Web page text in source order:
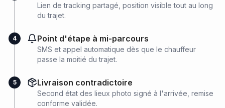
Lien de tracking partagé, position visible tout au long
du trajet.
4 Point d'étape à mi-parcours
SMS et appel automatique dès que le chauffeur
passe la moitié du trajet.
5 Livraison contradictoire
Second état des lieux photo signé à l'arrivée, remise
conforme validée.